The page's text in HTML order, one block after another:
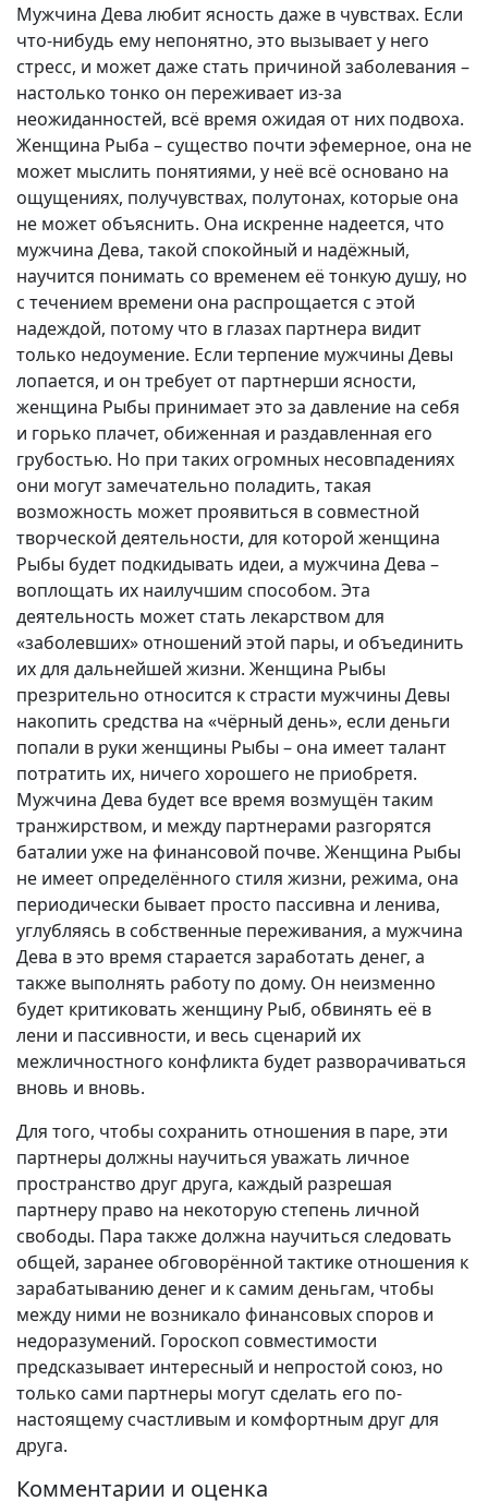
Мужчина Дева любит ясность даже в чувствах. Если
что-нибудь ему непонятно, это вызывает у него
стресс, и может даже стать причиной заболевания –
настолько тонко он переживает из-за
неожиданностей, всё время ожидая от них подвоха.
Женщина Рыба – существо почти эфемерное, она не
может мыслить понятиями, у неё всё основано на
ощущениях, получувствах, полутонах, которые она
не может объяснить. Она искренне надеется, что
мужчина Дева, такой спокойный и надёжный,
научится понимать со временем её тонкую душу, но
с течением времени она распрощается с этой
надеждой, потому что в глазах партнера видит
только недоумение. Если терпение мужчины Девы
лопается, и он требует от партнерши ясности,
женщина Рыбы принимает это за давление на себя
и горько плачет, обиженная и раздавленная его
грубостью. Но при таких огромных несовпадениях
они могут замечательно поладить, такая
возможность может проявиться в совместной
творческой деятельности, для которой женщина
Рыбы будет подкидывать идеи, а мужчина Дева –
воплощать их наилучшим способом. Эта
деятельность может стать лекарством для
«заболевших» отношений этой пары, и объединить
их для дальнейшей жизни. Женщина Рыбы
презрительно относится к страсти мужчины Девы
накопить средства на «чёрный день», если деньги
попали в руки женщины Рыбы – она имеет талант
потратить их, ничего хорошего не приобретя.
Мужчина Дева будет все время возмущён таким
транжирством, и между партнерами разгорятся
баталии уже на финансовой почве. Женщина Рыбы
не имеет определённого стиля жизни, режима, она
периодически бывает просто пассивна и ленива,
углубляясь в собственные переживания, а мужчина
Дева в это время старается заработать денег, а
также выполнять работу по дому. Он неизменно
будет критиковать женщину Рыб, обвинять её в
лени и пассивности, и весь сценарий их
межличностного конфликта будет разворачиваться
вновь и вновь.
Для того, чтобы сохранить отношения в паре, эти
партнеры должны научиться уважать личное
пространство друг друга, каждый разрешая
партнеру право на некоторую степень личной
свободы. Пара также должна научиться следовать
общей, заранее обговорённой тактике отношения к
зарабатыванию денег и к самим деньгам, чтобы
между ними не возникало финансовых споров и
недоразумений. Гороскоп совместимости
предсказывает интересный и непростой союз, но
только сами партнеры могут сделать его по-
настоящему счастливым и комфортным друг для
друга.
Комментарии и оценка